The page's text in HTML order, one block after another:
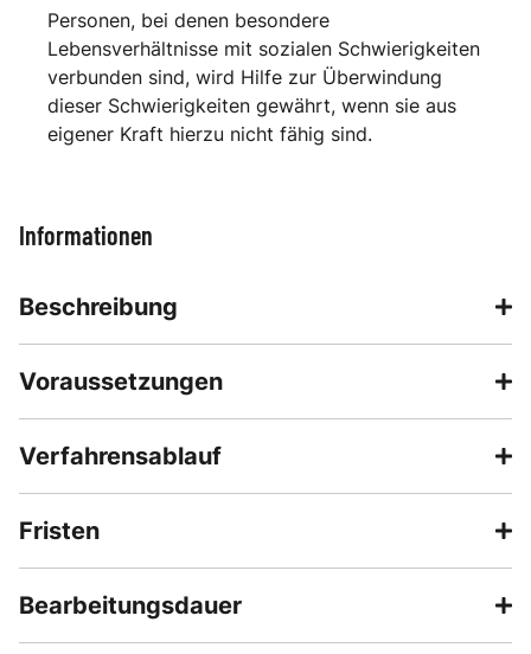
Personen, bei denen besondere
Lebensverhältnisse mit sozialen Schwierigkeiten
verbunden sind, wird Hilfe zur Überwindung
dieser Schwierigkeiten gewährt, wenn sie aus
eigener Kraft hierzu nicht fähig sind.
Informationen
Beschreibung
Voraussetzungen
Verfahrensablauf
Fristen
Bearbeitungsdauer